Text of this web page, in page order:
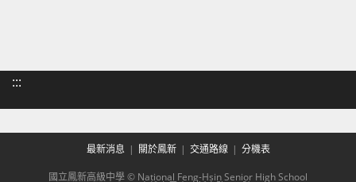
:::
最新消息 關於鳳新 交通路線 分機表
國立鳳新高級中學 © National Feng-Hsin Senior High School